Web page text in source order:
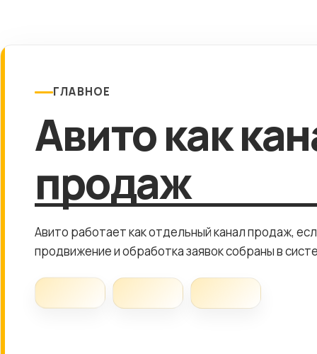
ГЛАВНОЕ
Авито как
продаж
Авито работает как отдельный канал продаж,
продвижение и обработка заявок собраны в